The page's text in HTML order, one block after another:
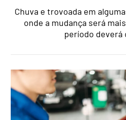
Chuva e trovoada em
onde a mudança será
período deverá